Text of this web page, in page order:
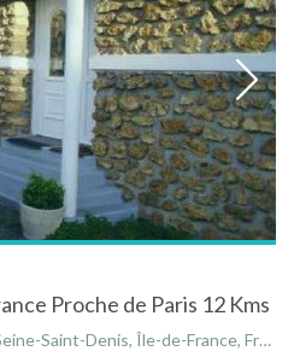
Proche de Paris 12 Kms
Saint-Denis, Île-de-France, France